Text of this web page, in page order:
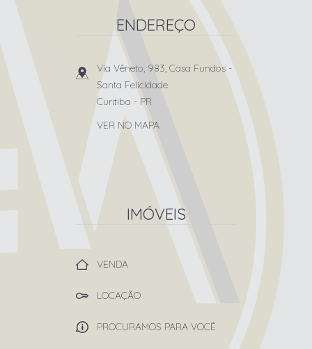
ENDEREÇO
Via Vêneto, 983, Casa Fundos -
Santa Felicidade
Curitiba - PR
VER NO MAPA
IMÓVEIS
VENDA
LOCAÇÃO
PROCURAMOS PARA VOCÊ